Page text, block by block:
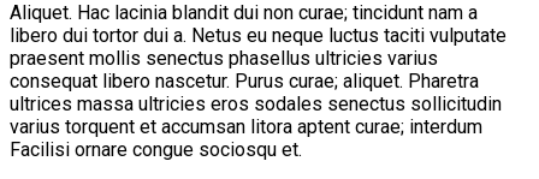
Aliquet. Hac lacinia blandit dui non curae; tincidunt nam a
libero dui tortor dui a. Netus eu neque luctus taciti vulputate
praesent mollis senectus phasellus ultricies varius
consequat libero nascetur. Purus curae; aliquet. Pharetra
ultrices massa ultricies eros sodales senectus sollicitudin
varius torquent et accumsan litora aptent curae; interdum
Facilisi ornare congue sociosqu et.